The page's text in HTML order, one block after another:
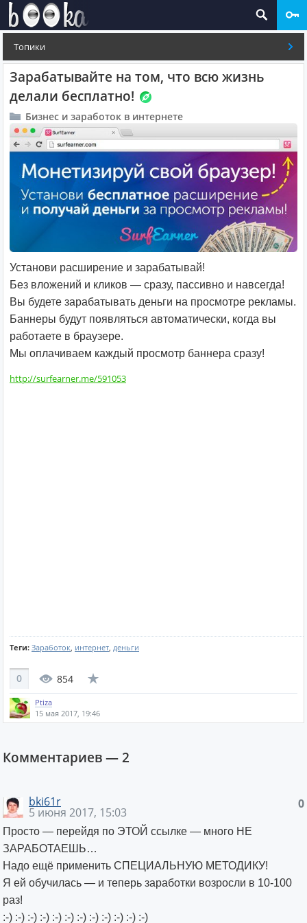
Топики
Зарабатывайте на том, что всю жизнь
делали бесплатно!
Бизнес и заработок в интернете
Установи расширение и зарабатывай!
Без вложений и кликов — сразу, пассивно и навсегда!
Вы будете зарабатывать деньги на просмотре рекламы.
Баннеры будут появляться автоматически, когда вы
работаете в браузере.
Мы оплачиваем каждый просмотр баннера сразу!
http://surfearner.me/591053
Теги: Заработок интернет деньги
0 854
Ptiza
15 мая 2017, 19:46
Комментариев —2
0
bki61r
5 июня 2017, 15:03
Просто — перейдя по ЭТОЙ ссылке — много НЕ
ЗАРАБОТАЕШЬ…
Надо ещё применить СПЕЦИАЛЬНУЮ МЕТОДИКУ!
Я ей обучилась — и теперь заработки возросли в 10-100
раз!
:-) :-) :-) :-) :-) :-) :-) :-) :-) :-) :-) :-)